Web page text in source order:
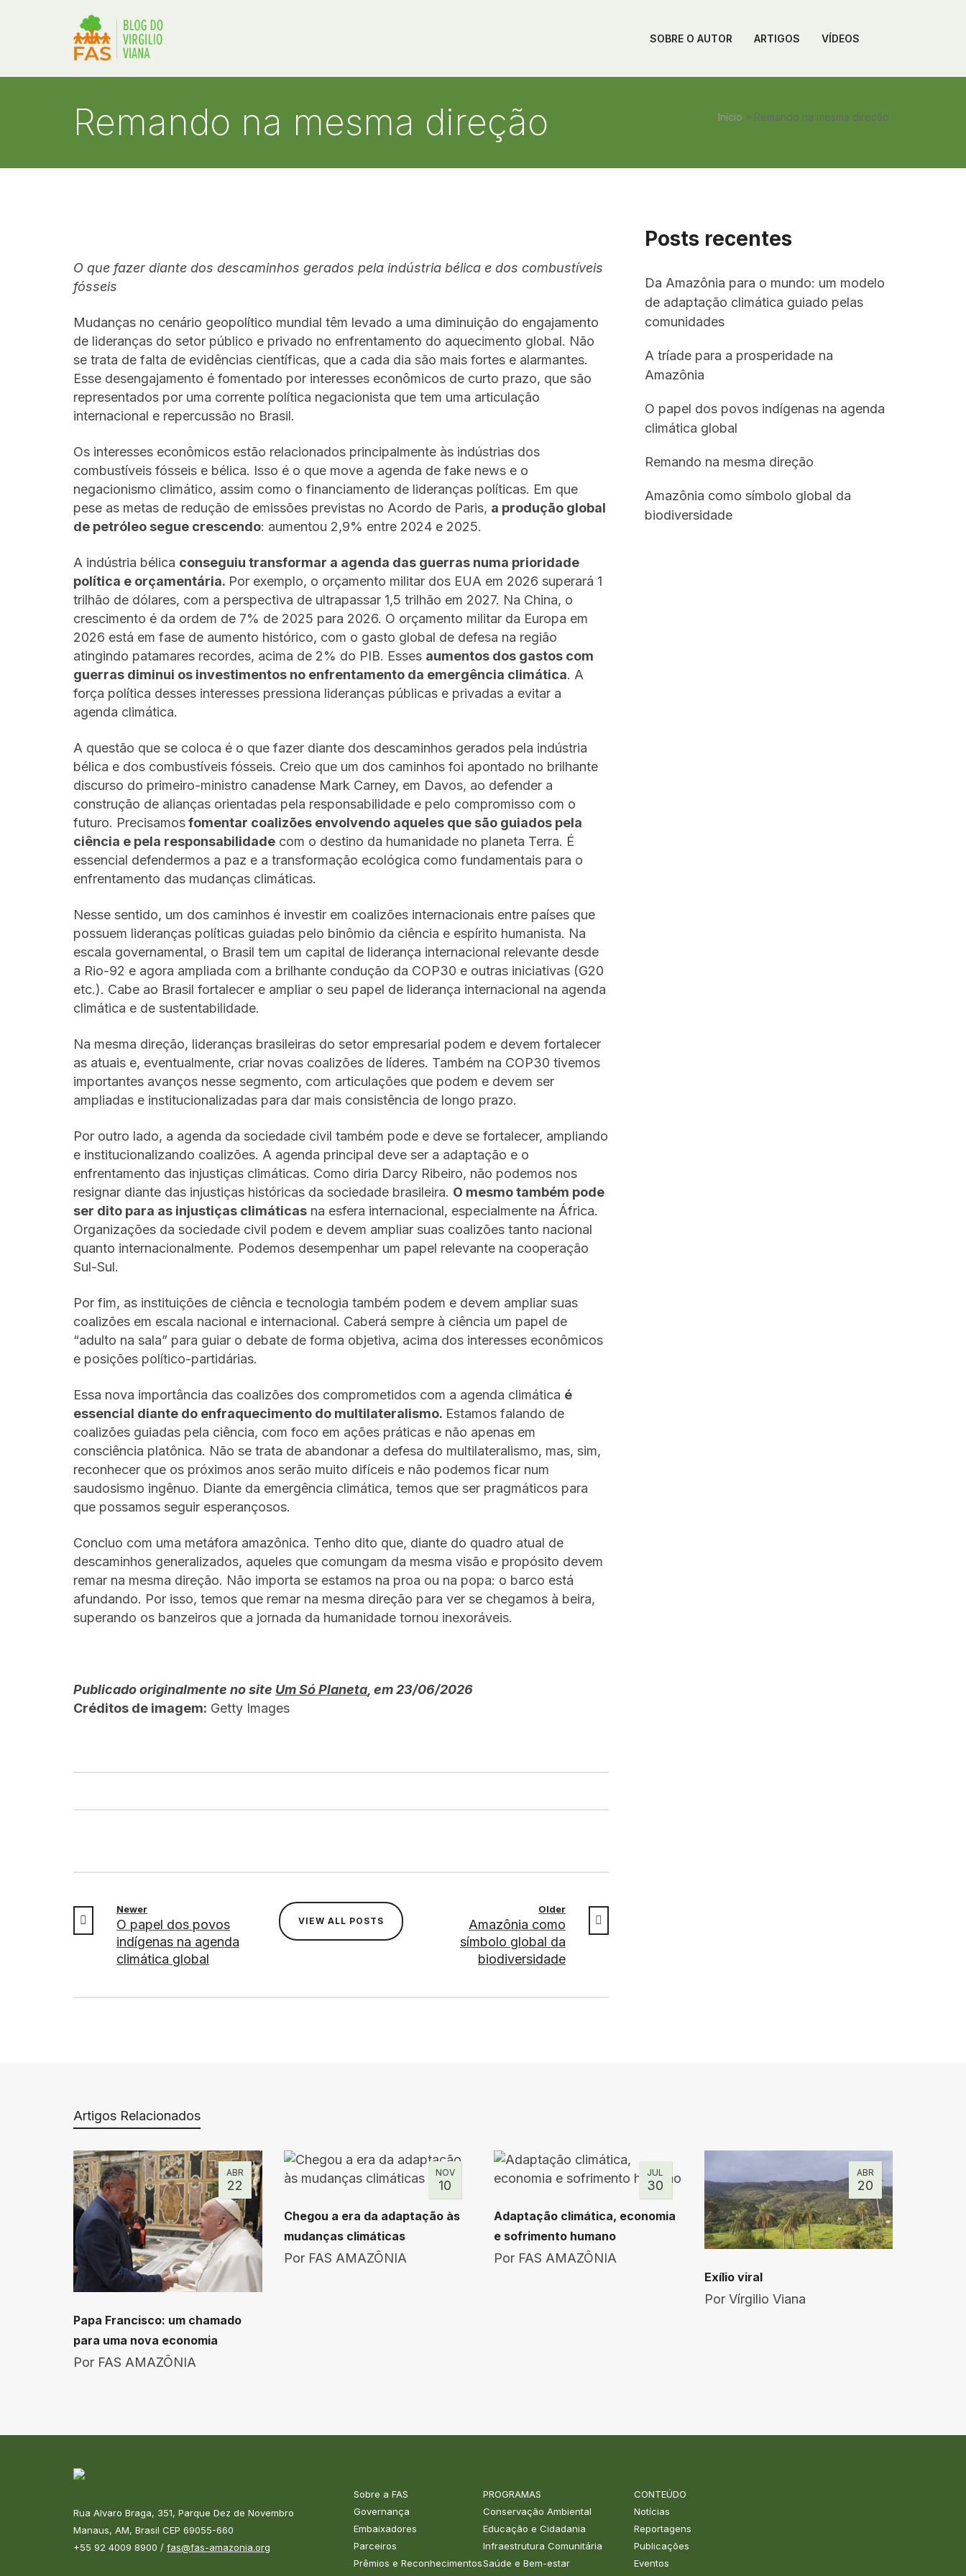
SOBRE O AUTOR ARTIGOS VÍDEOS
Remando na mesma direção Início » Remando na mesma direção
O que fazer diante dos descaminhos gerados pela indústria bélica e dos combustíveis
fósseis
Mudanças no cenário geopolítico mundial têm levado a uma diminuição do engajamento
de lideranças do setor público e privado no enfrentamento do aquecimento global. Não
se trata de falta de evidências científicas, que a cada dia são mais fortes e alarmantes.
Esse desengajamento é fomentado por interesses econômicos de curto prazo, que são
representados por uma corrente política negacionista que tem uma articulação
internacional e repercussão no Brasil.
Os interesses econômicos estão relacionados principalmente às indústrias dos
combustíveis fósseis e bélica. Isso é o que move a agenda de fake news e o
negacionismo climático, assim como o financiamento de lideranças políticas. Em que
pese as metas de redução de emissões previstas no Acordo de Paris, a produção global
de petróleo segue crescendo: aumentou 2,9% entre 2024 e 2025.
A indústria bélica conseguiu transformar a agenda das guerras numa prioridade
política e orçamentária. Por exemplo, o orçamento militar dos EUA em 2026 superará 1
trilhão de dólares, com a perspectiva de ultrapassar 1,5 trilhão em 2027. Na China, o
crescimento é da ordem de 7% de 2025 para 2026. O orçamento militar da Europa em
2026 está em fase de aumento histórico, com o gasto global de defesa na região
atingindo patamares recordes, acima de 2% do PIB. Esses aumentos dos gastos com
guerras diminui os investimentos no enfrentamento da emergência climática. A
força política desses interesses pressiona lideranças públicas e privadas a evitar a
agenda climática.
A questão que se coloca é o que fazer diante dos descaminhos gerados pela indústria
bélica e dos combustíveis fósseis. Creio que um dos caminhos foi apontado no brilhante
discurso do primeiro-ministro canadense Mark Carney, em Davos, ao defender a
construção de alianças orientadas pela responsabilidade e pelo compromisso com o
futuro. Precisamosfomentar coalizões envolvendo aqueles que são guiados pela
ciência e pela responsabilidade com o destino da humanidade no planeta Terra. É
essencial defendermos a paz e a transformação ecológica como fundamentais para o
enfrentamento das mudanças climáticas.
Nesse sentido, um dos caminhos é investir em coalizões internacionais entre países que
possuem lideranças políticas guiadas pelo binômio da ciência e espírito humanista. Na
escala governamental, o Brasil tem um capital de liderança internacional relevante desde
a Rio-92 e agora ampliada com a brilhante condução da COP30 e outras iniciativas (G20
etc.). Cabe ao Brasil fortalecer e ampliar o seu papel de liderança internacional na agenda
climática e de sustentabilidade.
Na mesma direção, lideranças brasileiras do setor empresarial podem e devem fortalecer
as atuais e, eventualmente, criar novas coalizões de líderes. Também na COP30 tivemos
importantes avanços nesse segmento, com articulações que podem e devem ser
ampliadas e institucionalizadas para dar mais consistência de longo prazo.
Por outro lado, a agenda da sociedade civil também pode e deve se fortalecer, ampliando
e institucionalizando coalizões. A agenda principal deve ser a adaptação e o
enfrentamento das injustiças climáticas. Como diria Darcy Ribeiro, não podemos nos
resignar diante das injustiças históricas da sociedade brasileira. O mesmo também pode
ser dito para as injustiças climáticas na esfera internacional, especialmente na África.
Organizações da sociedade civil podem e devem ampliar suas coalizões tanto nacional
quanto internacionalmente. Podemos desempenhar um papel relevante na cooperação
Sul-Sul.
Por fim, as instituições de ciência e tecnologia também podem e devem ampliar suas
coalizões em escala nacional e internacional. Caberá sempre à ciência um papel de
“adulto na sala” para guiar o debate de forma objetiva, acima dos interesses econômicos
e posições político-partidárias.
Essa nova importância das coalizões dos comprometidos com a agenda climática é
essencial diante do enfraquecimento do multilateralismo. Estamos falando de
coalizões guiadas pela ciência, com foco em ações práticas e não apenas em
consciência platônica. Não se trata de abandonar a defesa do multilateralismo, mas, sim,
reconhecer que os próximos anos serão muito difíceis e não podemos ficar num
saudosismo ingênuo. Diante da emergência climática, temos que ser pragmáticos para
que possamos seguir esperançosos.
Concluo com uma metáfora amazônica. Tenho dito que, diante do quadro atual de
descaminhos generalizados, aqueles que comungam da mesma visão e propósito devem
remar na mesma direção. Não importa se estamos na proa ou na popa: o barco está
afundando. Por isso, temos que remar na mesma direção para ver se chegamos à beira,
superando os banzeiros que a jornada da humanidade tornou inexoráveis.
Publicado originalmente no site Um Só Planeta , em 23/06/2026
Créditos de imagem: Getty Images
Newer
O papel dos povos
indígenas na agenda
climática global
VIEW ALL POSTS
Older
Amazônia como
símbolo global da
biodiversidade
Posts recentes
Da Amazônia para o mundo: um modelo
de adaptação climática guiado pelas
comunidades
A tríade para a prosperidade na
Amazônia
O papel dos povos indígenas na agenda
climática global
Remando na mesma direção
Amazônia como símbolo global da
biodiversidade
Artigos Relacionados
ABR
22
Papa Francisco: um chamado
para uma nova economia
Por FAS AMAZÔNIA
NOV
10
Chegou a era da adaptação às
mudanças climáticas
Por FAS AMAZÔNIA
JUL
30
Adaptação climática, economia
e sofrimento humano
Por FAS AMAZÔNIA
ABR
20
Exílio viral
Por Vírgilio Viana
Rua Alvaro Braga, 351, Parque Dez de Novembro
Manaus, AM, Brasil CEP 69055-660
+55 92 4009 8900 / fas@fas-amazonia.org
Sobre a FAS
Governança
Embaixadores
Parceiros
Prêmios e Reconhecimentos
PROGRAMAS
Conservação Ambiental
Educação e Cidadania
Infraestrutura Comunitária
Saúde e Bem-estar
CONTEÚDO
Notícias
Reportagens
Publicações
Eventos